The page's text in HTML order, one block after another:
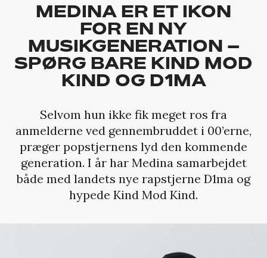
MEDINA ER ET IKON
FOR EN NY
MUSIKGENERATION –
SPØRG BARE KIND MOD
KIND OG D1MA
Selvom hun ikke fik meget ros fra
anmelderne ved gennembruddet i 00’erne,
præger popstjernens lyd den kommende
generation. I år har Medina samarbejdet
både med landets nye rapstjerne D1ma og
hypede Kind Mod Kind.